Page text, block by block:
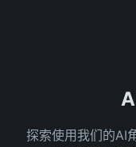
探索使用我们的AI